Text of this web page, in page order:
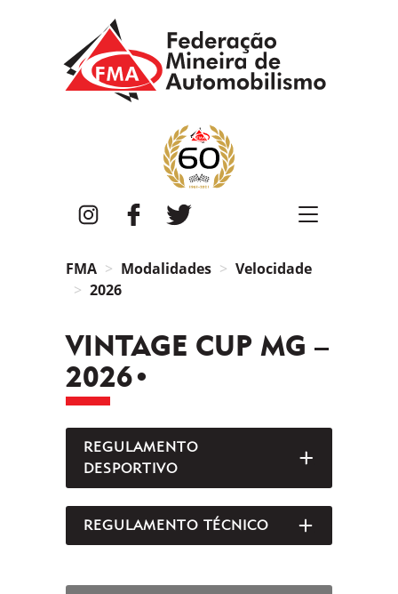
InstagramFacebook
FMA Modalidades
Velocidade
2026
VINTAGE CUP MG –
2026•
REGULAMENTO
DESPORTIVO
REGULAMENTO TÉCNICO